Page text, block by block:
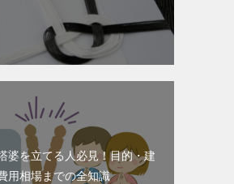
婆を立てる人必見！目的・建
用相場までの全知識